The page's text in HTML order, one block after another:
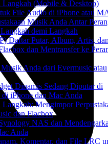
Langkah (Mobile & Desktop)
File Audio di iPhone atau
Musik Anda Antar
demi Langkah
Daftar Putar, Album, Artis,
dan Mentransfer ke
Anda dari Evermusic atau
Dinamis Sedang Diputar di
iPhone dan Mac Anda
Mengimpor
dan Flacbox
NAS dan
Anda
Komentar, dan File LRC